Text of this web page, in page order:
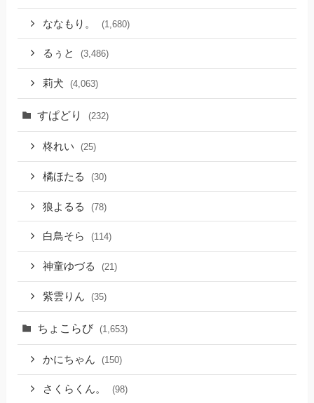
ななもり。 (1,680)
るぅと (3,486)
莉犬 (4,063)
すぱどり (232)
柊れい (25)
橘ほたる (30)
狼よるる (78)
白鳥そら (114)
神童ゆづる (21)
紫雲りん (35)
ちょこらび (1,653)
かにちゃん (150)
さくらくん。 (98)